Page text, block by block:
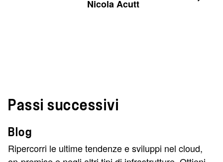
Nicola Acutt
Passi successivi
Blog
Ripercorri le ultime tendenze e sviluppi nel cloud,